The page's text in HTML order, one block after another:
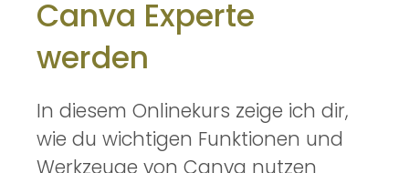
Canva Experte
werden
In diesem Onlinekurs zeige ich dir,
wie du wichtigen Funktionen und
Werkzeuge von Canva nutzen